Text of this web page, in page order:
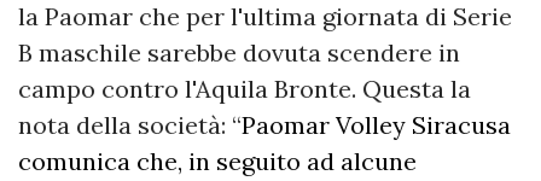
la Paomar che per l'ultima giornata di Serie
B maschile sarebbe dovuta scendere in
campo contro l'Aquila Bronte. Questa la
nota della società: “Paomar Volley Siracusa
comunica che, in seguito ad alcune